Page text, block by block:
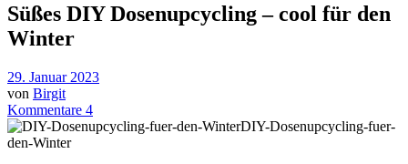
Süßes DIY Dosenupcycling – cool für den
Winter
29. Januar 2023
von Birgit
Kommentare 4
DIY-Dosenupcycling-fuer-
den-Winter